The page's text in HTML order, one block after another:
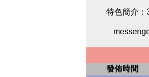
特色簡介：
發佈時間